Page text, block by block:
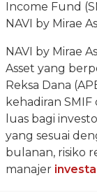
Income Fund
NAVI by Mirae
NAVI by Mirae
Asset yang
Reksa Dana
kehadiran
luas bagi
yang sesuai
bulanan, risiko
manajer